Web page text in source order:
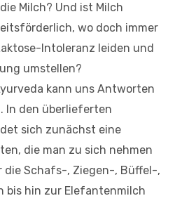
Milch? Und ist Milch
wo doch immer
Intoleranz leiden und
umstellen?
kann uns Antworten
In den überlieferten
sich zunächst eine
die man zu sich nehmen
die Schafs-, Ziegen-, Büffel-,
bis hin zur Elefantenmilch